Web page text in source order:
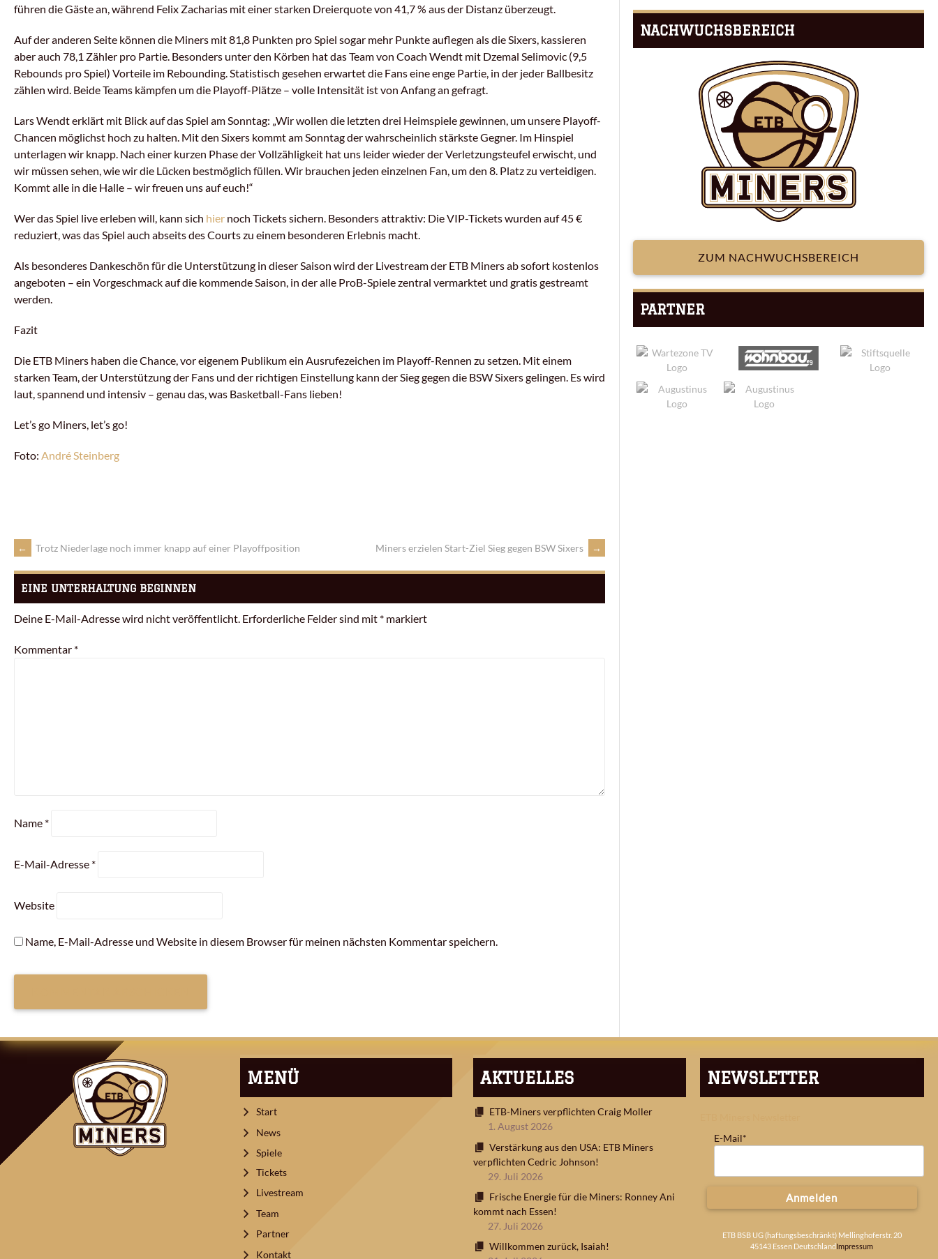
führen die Gäste an, während Felix Zacharias mit einer starken Dreierquote von 41,7 % aus der Distanz überzeugt.
Auf der anderen Seite können die Miners mit 81,8 Punkten pro Spiel sogar mehr Punkte auflegen als die Sixers, kassieren
aber auch 78,1 Zähler pro Partie. Besonders unter den Körben hat das Team von Coach Wendt mit Dzemal Selimovic (9,5
Rebounds pro Spiel) Vorteile im Rebounding.Statistisch gesehen erwartet die Fans eine enge Partie, in der jeder Ballbesitz
zählen wird. Beide Teams kämpfen um die Playoff-Plätze – volle Intensität ist von Anfang an gefragt.
Lars Wendt erklärt mit Blick auf das Spiel am Sonntag: „Wir wollen die letzten drei Heimspiele gewinnen, um unsere Playoff-
Chancen möglichst hoch zu halten. Mit den Sixers kommt am Sonntag der wahrscheinlich stärkste Gegner. Im Hinspiel
unterlagen wir knapp. Nach einer kurzen Phase der Vollzähligkeit hat uns leider wieder der Verletzungsteufel erwischt, und
wir müssen sehen, wie wir die Lücken bestmöglich füllen. Wir brauchen jeden einzelnen Fan, um den 8. Platz zu verteidigen.
Kommt alle in die Halle – wir freuen uns auf euch!“
Wer das Spiel live erleben will, kann sich hier noch Tickets sichern. Besonders attraktiv: Die VIP-Tickets wurden auf 45 €
reduziert, was das Spiel auch abseits des Courts zu einem besonderen Erlebnis macht.
Als besonderes Dankeschön für die Unterstützung in dieser Saison wird der Livestream der ETB Miners ab sofort kostenlos
angeboten – ein Vorgeschmack auf die kommende Saison, in der alle ProB-Spiele zentral vermarktet und gratis gestreamt
werden.
Fazit
Die ETB Miners haben die Chance, vor eigenem Publikum ein Ausrufezeichen im Playoff-Rennen zu setzen. Mit einem
starken Team, der Unterstützung der Fans und der richtigen Einstellung kann der Sieg gegen die BSW Sixers gelingen. Es wird
laut, spannend und intensiv – genau das, was Basketball-Fans lieben!
Let’s go Miners, let’s go!
Foto: André Steinberg
ARTIKEL-
NAVIGATION
← Trotz Niederlage noch immer knapp auf einer Playoffposition Miners erzielen Start-Ziel Sieg gegen BSW Sixers →
EINE UNTERHALTUNG BEGINNEN
Deine E-Mail-Adresse wird nicht veröffentlicht. Erforderliche Felder sind mit * markiert
Kommentar *
Name *
E-Mail-Adresse *
Website
Name, E-Mail-Adresse und Website in diesem Browser für meinen nächsten Kommentar speichern.
NACHWUCHSBEREICH
ZUM NACHWUCHSBEREICH
PARTNER
MENÜ
Start
News
Spiele
Tickets
Livestream
Team
Partner
Kontakt
AKTUELLES
ETB-Miners verpflichten Craig Moller
1. August 2026
Verstärkung aus den USA: ETB Miners
verpflichten Cedric Johnson!
29. Juli 2026
Frische Energie für die Miners: Ronney Ani
kommt nach Essen!
27. Juli 2026
Willkommen zurück, Isaiah!
NEWSLETTER
E-Mail*
Anmelden
ETB BSB UG (haftungsbeschränkt) Mellinghoferstr. 20
45143 Essen DeutschlandImpressum